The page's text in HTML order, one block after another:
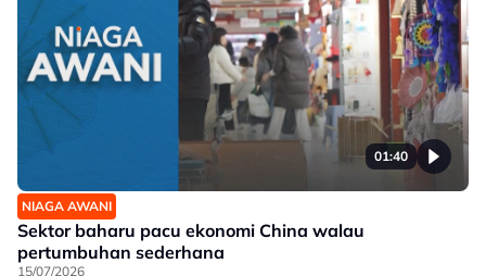
01:40
NIAGA AWANI
Sektor baharu pacu ekonomi China walau
pertumbuhan sederhana
15/07/2026